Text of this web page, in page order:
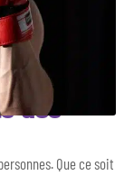
des
Que ce soit